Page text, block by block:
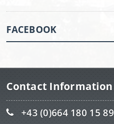
FACEBOOK
Contact Information
+43 (0)664 180 15 89